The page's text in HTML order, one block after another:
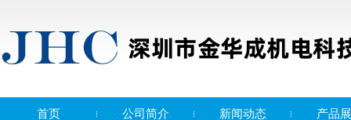
首页 公司简介 新闻动态 产品